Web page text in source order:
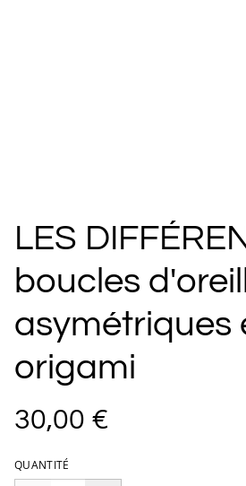
LES
boucles
asymétriques
origami
30,00 €
QUANTITÉ